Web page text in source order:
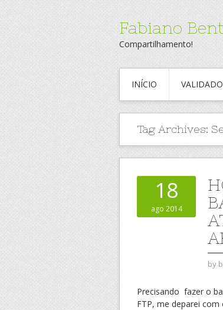
Fabiano
Compartilhamento!
INÍCIO
Tag Archives:
18
ago 2014
by
Precisando fazer o
FTP, me deparei